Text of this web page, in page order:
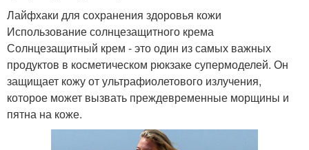
Лайфхаки для сохранения здоровья кожи
Использование солнцезащитного крема
Солнцезащитный крем - это один из самых важных
продуктов в косметическом рюкзаке супермоделей. Он
защищает кожу от ультрафиолетового излучения,
которое может вызвать преждевременные морщины и
пятна на коже.